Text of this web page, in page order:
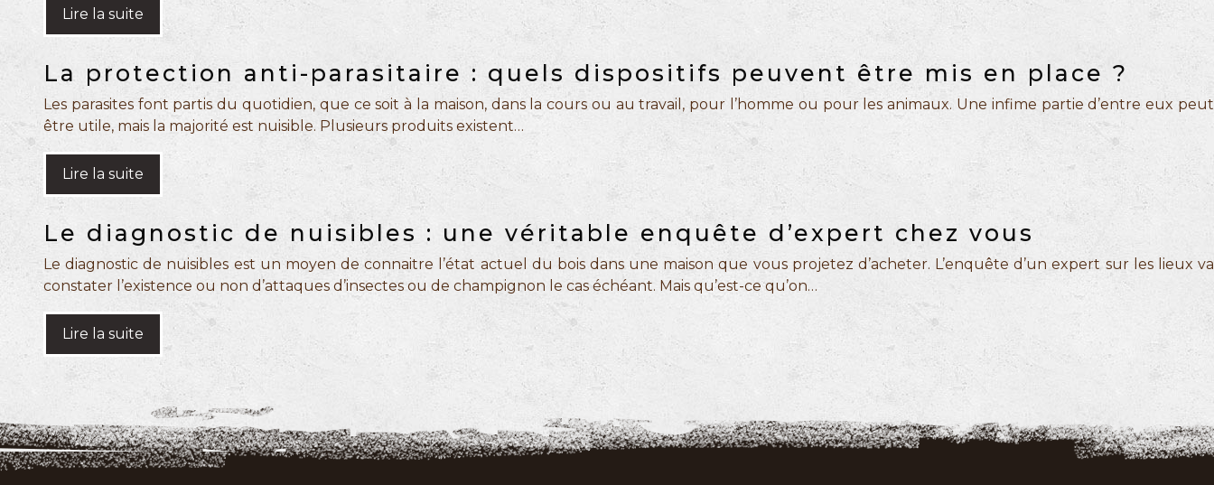
Lire la suite
La protection anti-parasitaire : quels dispositifs peuvent être mis en place ?
Les parasites font partis du quotidien, que ce soit à la maison, dans la cours ou au travail, pour l’homme ou pour les animaux. Une infime partie d’entre eux peut
être utile, mais la majorité est nuisible. Plusieurs produits existent…
Lire la suite
Le diagnostic de nuisibles : une véritable enquête d’expert chez vous
Le diagnostic de nuisibles est un moyen de connaitre l’état actuel du bois dans une maison que vous projetez d’acheter. L’enquête d’un expert sur les lieux va
constater l’existence ou non d’attaques d’insectes ou de champignon le cas échéant. Mais qu’est-ce qu’on…
Lire la suite